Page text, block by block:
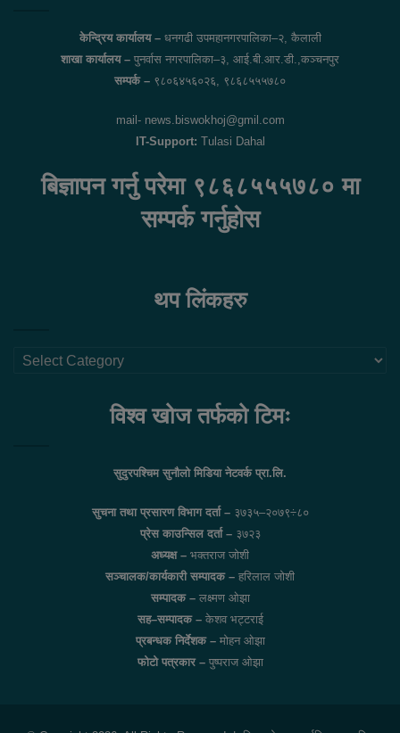
केन्द्रिय कार्यालय –धनगढी उपमहानगरपालिका–२, कैलाली
शाखा कार्यालय – पुनर्वास नगरपालिका–३, आई.बी.आर.डी.,कञ्चनपुर
सम्पर्क – ९८०६४५६०२६, ९८६८५५५७८०
mail- news.biswokhoj@gmil.com
IT-Support: Tulasi Dahal
बिज्ञापन गर्नु परेमा ९८६८५५५७८० मा
सम्पर्क गर्नुहोस
थप लिंकहरु
थप
विश्व खोज तर्फको टिमः
सुदुरपश्चिम सुनौलो मिडिया नेटवर्क प्रा.लि.
सुचना तथा प्रसारण विभाग दर्ता – ३७३५–२०७९÷८०
प्रेस काउन्सिल दर्ता – ३७२३
अध्यक्ष – भक्तराज जोशी
सञ्चालक/कार्यकारी सम्पादक – हरिलाल जोशी
सम्पादक –लक्ष्मण ओझा
सह–सम्पादक –केशव भट्टराई
प्रबन्धक निर्देशक –मोहन ओझा
फोटो पत्रकार –पुष्पराज ओझा